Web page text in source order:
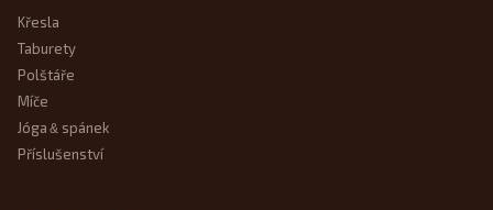
Křesla
Taburety
Polštáře
Míče
Jóga&spánek
Příslušenství